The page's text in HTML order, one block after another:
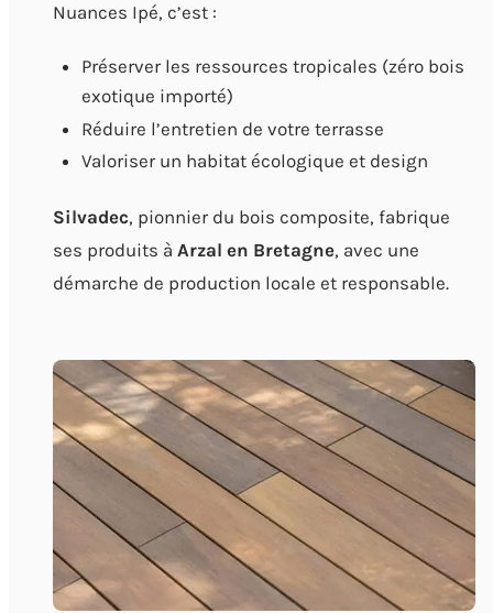
Nuances Ipé, c’est :
Préserver les ressources tropicales (zéro bois
exotique importé)
Réduire l’entretien de votre terrasse
Valoriser un habitat écologique et design
Silvadec, pionnier du bois composite, fabrique
ses produits à Arzal en Bretagne, avec une
démarche de production locale et responsable.